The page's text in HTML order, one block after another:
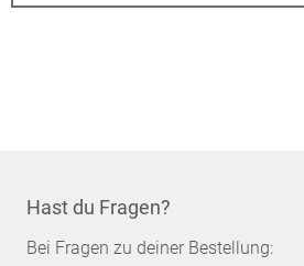
Hast du Fragen?
Bei Fragen zu deiner Bestellung: